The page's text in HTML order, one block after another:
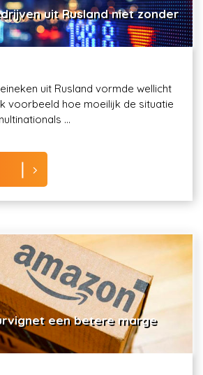
uit Rusland niet zonder
uit Rusland vormde wellicht
voorbeeld hoe moeilijk de situatie
...
een betere marge